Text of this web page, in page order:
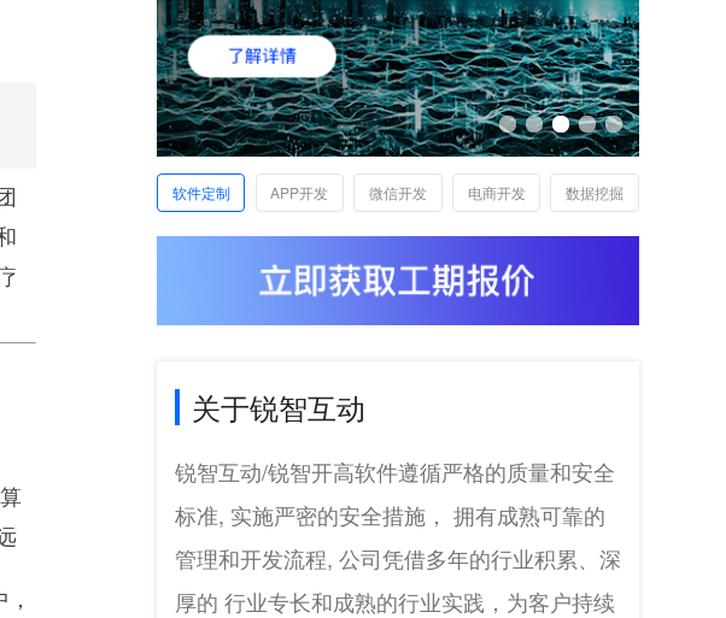
软件定制 APP开发 微信开发 电商开发 数据挖掘
关于锐智互动
锐智互动/锐智开高软件遵循严格的质量和安全
标准, 实施严密的安全措施， 拥有成熟可靠的
管理和开发流程, 公司凭借多年的行业积累、深
厚的 行业专长和成熟的行业实践，为客户持续